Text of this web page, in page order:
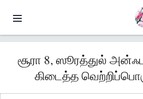
சூரா 8, ஸூரத்துல்
கிடைத்த